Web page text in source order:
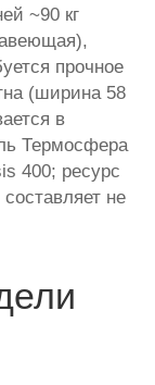
~90 кг
прочное
(ширина 58
в
Термосфера
400; ресурс
не